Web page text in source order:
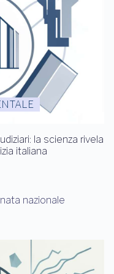
la scienza rivela
italiana
nazionale